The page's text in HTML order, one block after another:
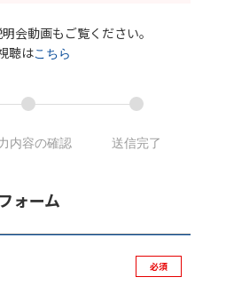
会動画もご覧ください。
聴はこちら
内容の確認 送信完了
ォーム